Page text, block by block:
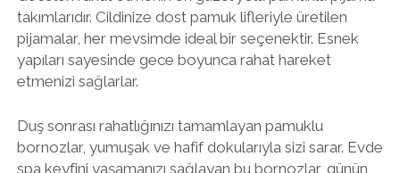
takımlarıdır. Cildinize dost pamuk lifleriyle üretilen
pijamalar, her mevsimde ideal bir seçenektir. Esnek
yapıları sayesinde gece boyunca rahat hareket
etmenizi sağlarlar.
Duş sonrası rahatlığınızı tamamlayan pamuklu
bornozlar, yumuşak ve hafif dokularıyla sizi sarar. Evde
spa keyfini yaşamanızı sağlayan bu bornozlar, günün